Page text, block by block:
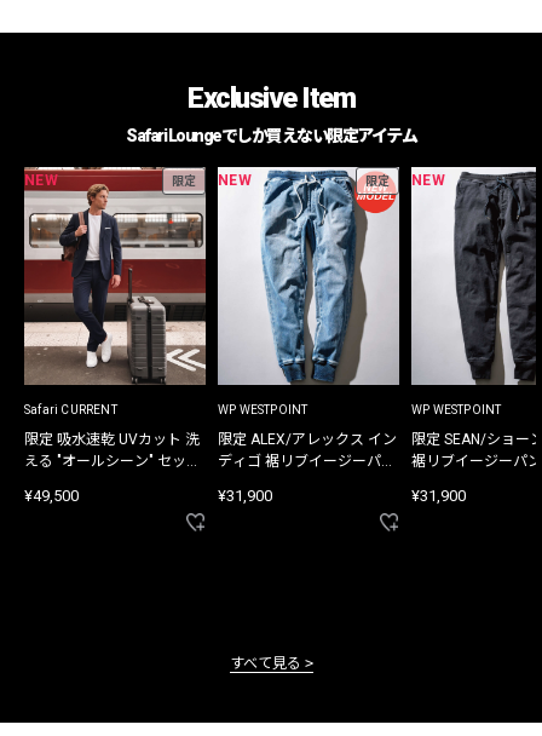
Exclusive Item
Safari Loungeでしか買えない限定アイテム
NEW 限定
Safari CURRENT
限定 吸水速乾 UVカット 洗
える "オールシーン" セット
¥49,500
NEW 限定
WP WESTPOINT
限定 ALEX/アレックス イン
ディゴ 裾リブイージーパン
¥31,900
NEW
WP WESTPOINT
限定 SEAN/ショー
裾リブイージーパ
¥31,900
すべて見る